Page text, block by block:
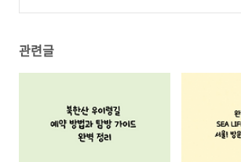
관련글